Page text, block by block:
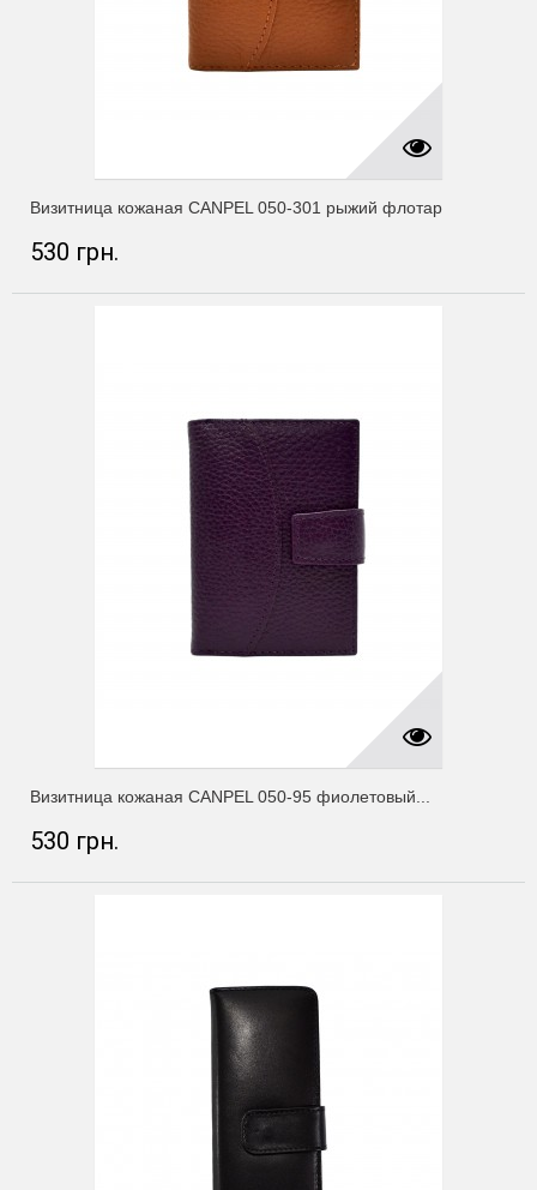
Визитница кожаная CANPEL 050-301 рыжий флотар
530 грн.
Визитница кожаная CANPEL 050-95 фиолетовый...
530 грн.